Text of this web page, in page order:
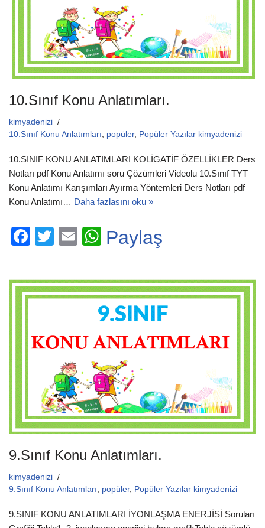
k
10.Sınıf Konu Anlatımları.
kimyadenizi
10.Sınıf Konu Anlatımları
popüler, Popüler Yazılar kimyadenizi
10.SINIF KONU ANLATIMLARI KOLİGATİF ÖZELLİKLER Ders
Notları pdf Konu Anlatımı soru Çözümleri Videolu 10.Sınıf TYT
Konu Anlatımı Karışımları Ayırma Yöntemleri Ders Notları pdf
Konu Anlatımı… Daha fazlasını oku »
F
c
e
o
o
T
tt
er
E
ail
W
at
s
A
p
p
Paylaş
9.Sınıf Konu Anlatımları.
kimyadenizi
9.Sınıf Konu Anlatımları, popüler, Popüler Yazılar kimyadenizi
9.SINIF KONU ANLATIMLARI İYONLAŞMA ENERJİSİ Soruları